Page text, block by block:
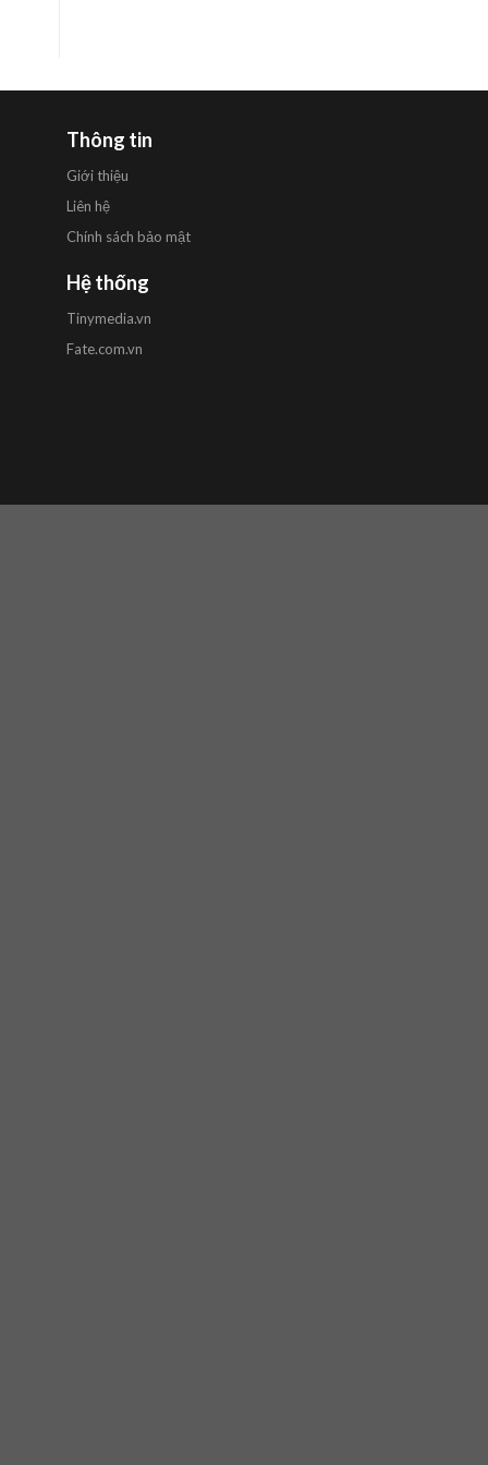
Thông tin
Giới thiệu
Liên hệ
Chính sách bảo mật
Hệ thống
Tinymedia.vn
Fate.com.vn